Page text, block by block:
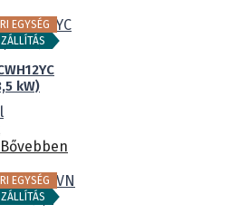
EGYSÉG
kW)
Bővebben
EGYSÉG